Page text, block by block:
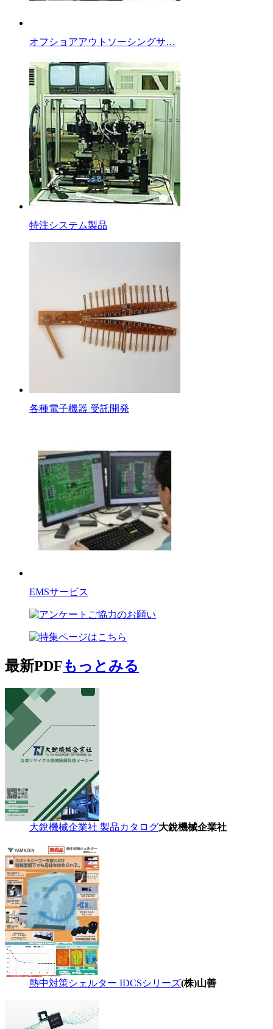
オフショアアウトソーシングサ…
特注システム製品
各種電子機器 受託開発
EMSサービス
最新PDFもっとみる
大銳機械企業社 製品カタログ大銳機械企業社
熱中対策シェルター IDCSシリーズ(株)山善